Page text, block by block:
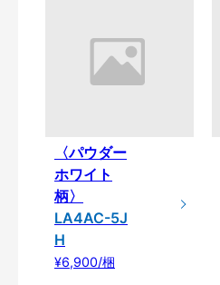
〈パウダー
ホワイト
柄〉
LA4AC-5J
H
¥6,900/梱